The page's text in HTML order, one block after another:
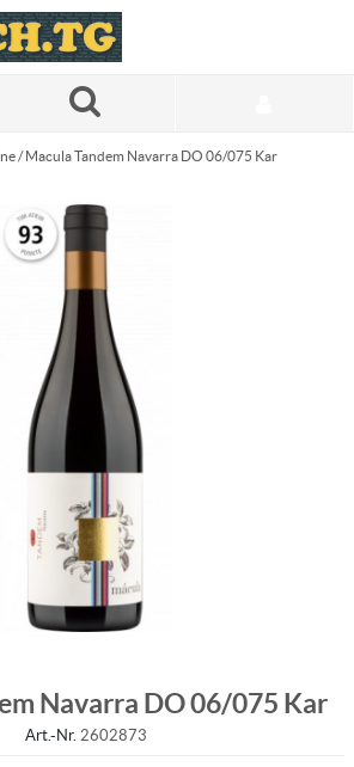
Zum Hauptinhalt springen
/ Macula Tandem Navarra DO 06/075 Kar
Navarra DO 06/075 Kar
Art.-Nr. 2602873